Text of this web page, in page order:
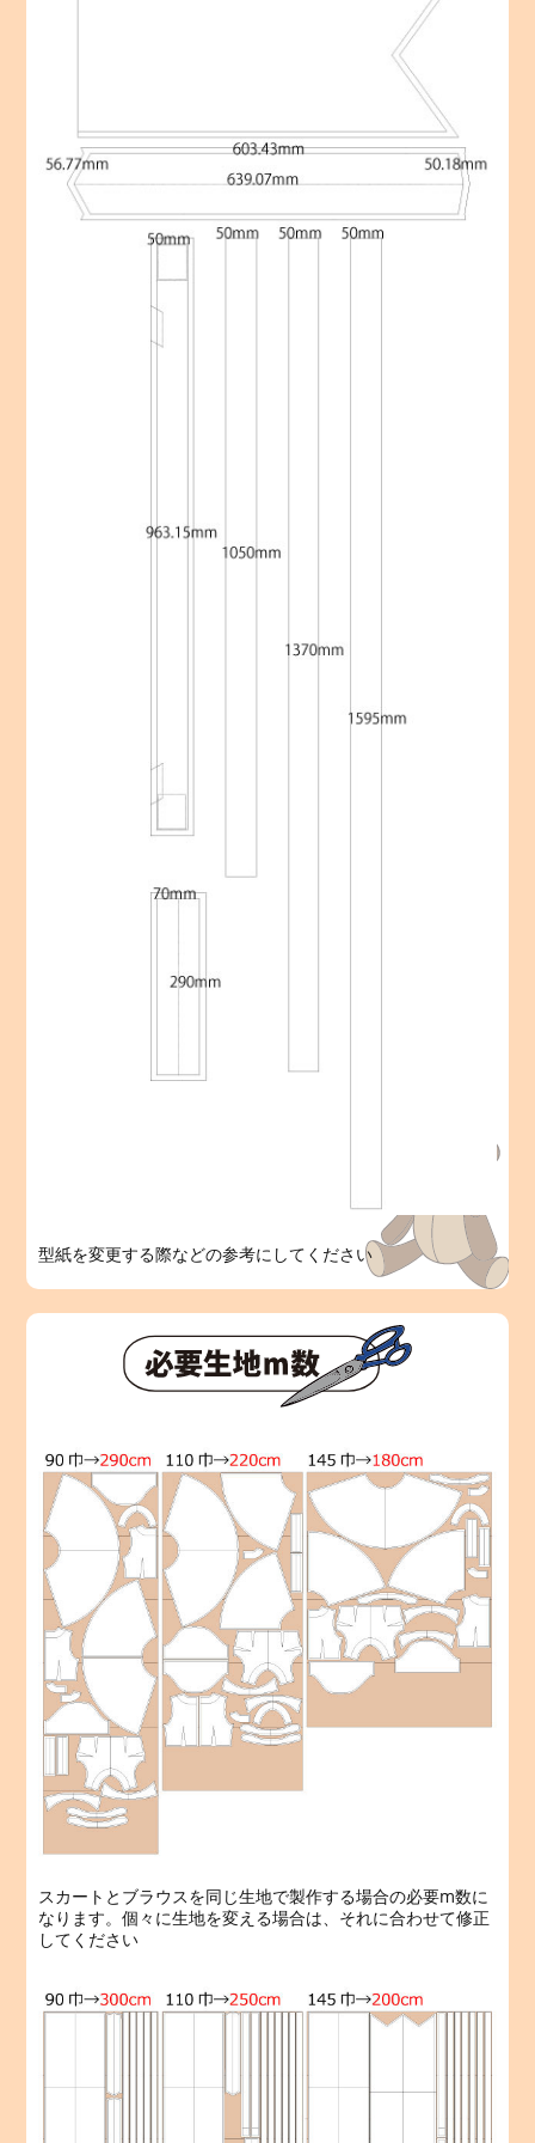
型紙を変更する際などの参考にしてください
スカートとブラウスを同じ生地で製作する場合の必要m数に
なります。個々に生地を変える場合は、それに合わせて修正
してください